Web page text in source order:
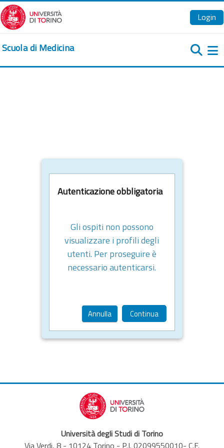
Vai al contenuto principale
Login
Scuola di Medicina
Autenticazione obbligatoria
Gli ospiti non possono
visualizzare i profili degli
utenti. Per proseguire è
necessario autenticarsi.
Annulla Continua
Università degli Studi di Torino
Via Verdi, 8 - 10124 Torino - P.I. 02099550010- C.F.